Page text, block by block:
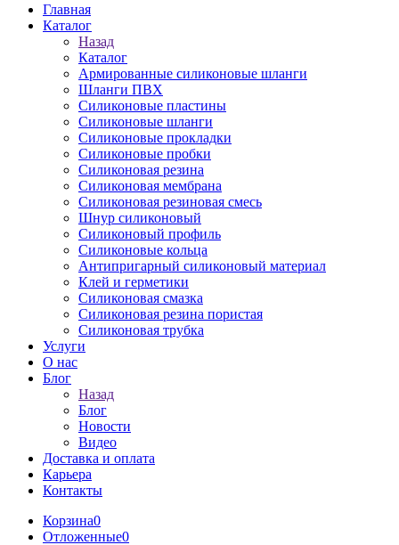
Главная
Каталог
Назад
Каталог
Армированные силиконовые шланги
Шланги ПВХ
Силиконовые пластины
Силиконовые шланги
Силиконовые прокладки
Силиконовые пробки
Силиконовая резина
Силиконовая мембрана
Силиконовая резиновая смесь
Шнур силиконовый
Силиконовый профиль
Силиконовые кольца
Антипригарный силиконовый материал
Клей и герметики
Силиконовая смазка
Силиконовая резина пористая
Силиконовая трубка
Услуги
О нас
Блог
Назад
Блог
Новости
Видео
Доставка и оплата
Карьера
Контакты
Корзина0
Отложенные0